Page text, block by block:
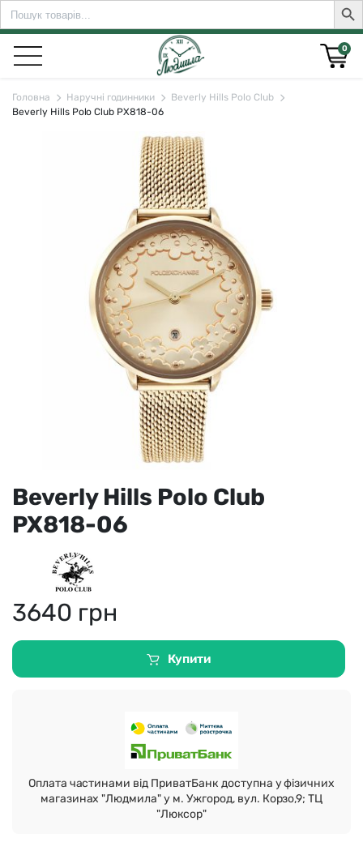
Search
for:
0
Головна Наручні годинники
Beverly Hills Polo Club
Beverly Hills Polo Club PX818-06
Beverly Hills Polo Club
PX818-06
3640 грн
Купити
Оплата частинами від ПриватБанк доступна у фізичних
магазинах "Людмила" у м. Ужгород, вул. Корзо,9; ТЦ
"Люксор"